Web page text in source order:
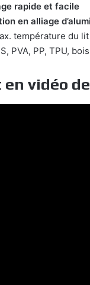
rapide et facile
en alliage
température du
PVA, PP, TPU,
vidéo